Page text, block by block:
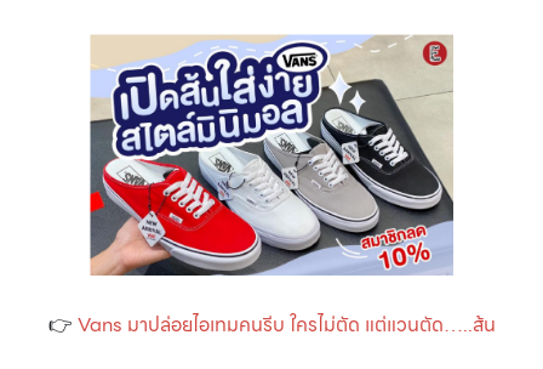
👉 Vans มาปล่อยไอเทมคนรีบ ใครไม่ตัด แต่แวนตัด…..ส้น